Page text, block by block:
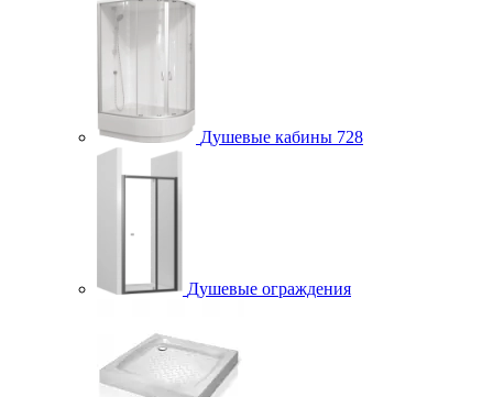
Душевые кабины 728
Душевые ограждения